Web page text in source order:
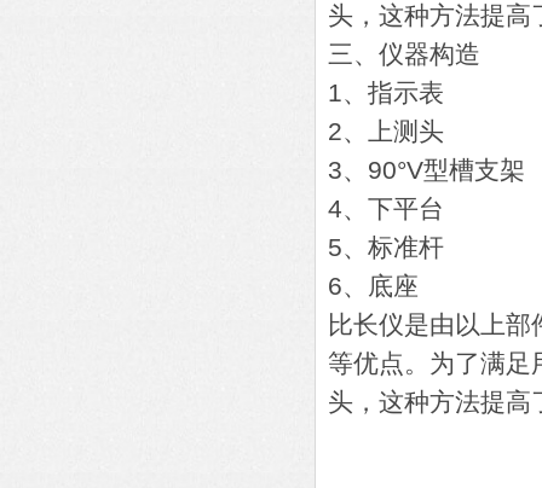
头，这种方法提高
三、仪器构造
1、指示表
2、上测头
3、90°V型槽支架
4、下平台
5、标准杆
6、底座
比长仪是由以上
等优点。为了满足
头，这种方法提高